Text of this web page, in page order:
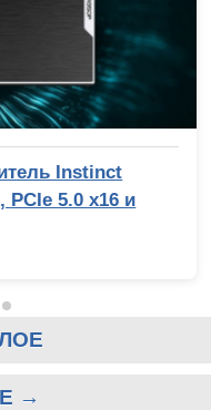
Instinct
PCIe 5.0 x16 и
→